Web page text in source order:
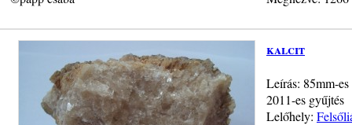
kalcit
Leírás: 85mm-
2011-es gyűjtés
Lelőhely: